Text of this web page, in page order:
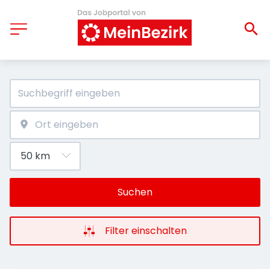
Suchen
Filter einschalten